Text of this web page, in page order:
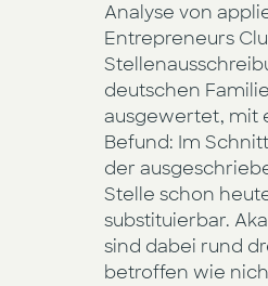
Analyse von
Entrepreneurs
deutschen
ausgewertet, mit
Befund: Im
der
Stelle schon
substituierbar.
sind dabei rund
betroffen wie